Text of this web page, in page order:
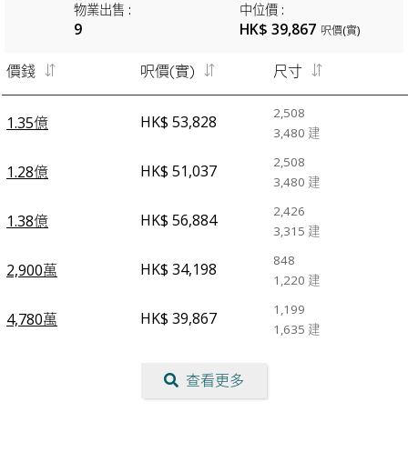
物業出售 :
9
中位價:
HK$ 39,867 呎價(實)
價錢 呎價(實) 尺寸
1.35億 HK$ 53,828
2,508
3,480 建
1.28億 HK$ 51,037
2,508
3,480 建
1.38億 HK$ 56,884
2,426
3,315 建
2,900萬 HK$ 34,198
848
1,220 建
4,780萬 HK$ 39,867
1,199
1,635 建
查看更多